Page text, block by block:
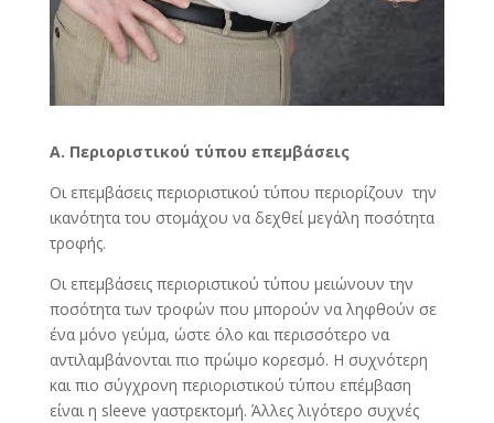
Α. Περιοριστικού τύπου επεμβάσεις
Οι επεμβάσεις περιοριστικού τύπου περιορίζουν την
ικανότητα του στομάχου να δεχθεί μεγάλη ποσότητα
τροφής.
Οι επεμβάσεις περιοριστικού τύπου μειώνουν την
ποσότητα των τροφών που μπορούν να ληφθούν σε
ένα μόνο γεύμα, ώστε όλο και περισσότερο να
αντιλαμβάνονται πιο πρώιμο κορεσμό. Η συχνότερη
και πιο σύγχρονη περιοριστικού τύπου επέμβαση
είναι η sleeve γαστρεκτομή. Άλλες λιγότερο συχνές